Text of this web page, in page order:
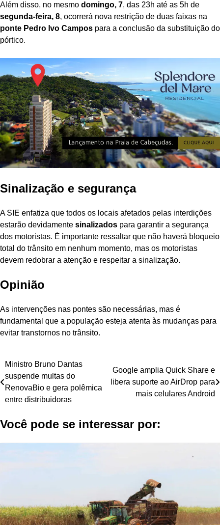
Além disso, no mesmo domingo, 7, das 23h até as 5h de
segunda-feira, 8, ocorrerá nova restrição de duas faixas na
ponte Pedro Ivo Campos para a conclusão da substituição do
pórtico.
Sinalização e segurança
A SIE enfatiza que todos os locais afetados pelas interdições
estarão devidamente sinalizados para garantir a segurança
dos motoristas. É importante ressaltar que não haverá bloqueio
total do trânsito em nenhum momento, mas os motoristas
devem redobrar a atenção e respeitar a sinalização.
Opinião
As intervenções nas pontes são necessárias, mas é
fundamental que a população esteja atenta às mudanças para
evitar transtornos no trânsito.
Navegação
de
Post
Ministro Bruno Dantas
suspende multas do
RenovaBio e gera polêmica
entre distribuidoras
Google amplia Quick Share e
libera suporte ao AirDrop para
mais celulares Android
Você pode se interessar por: